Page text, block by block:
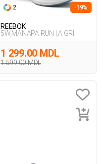
2 -19%
REEBOK
5W,MANAPA RUN I,A GRI
1 599.00 MDL
1 299.00 MDL